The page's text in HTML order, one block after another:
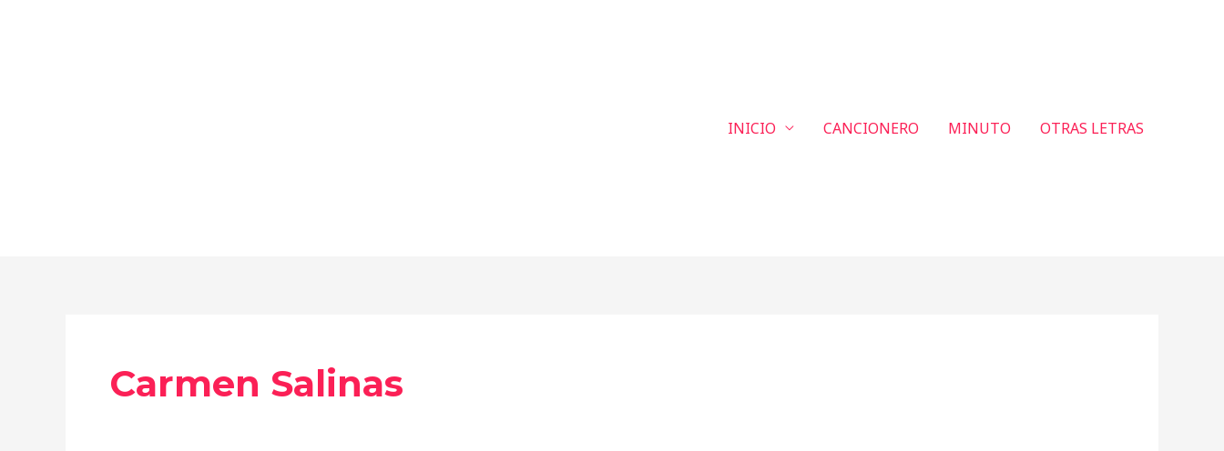
INICIO CANCIONERO MINUTO OTRAS LETRAS
Carmen Salinas